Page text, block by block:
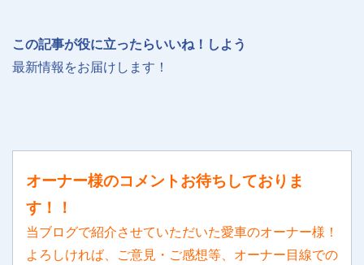
この記事が役に立ったらいいね！しよう
最新情報をお届けします！
オーナー様のコメントお待ちしておりま
す！！
当ブログで紹介させていただいた愛車のオーナー様！
よろしければ、ご意見・ご感想等、オーナー目線での